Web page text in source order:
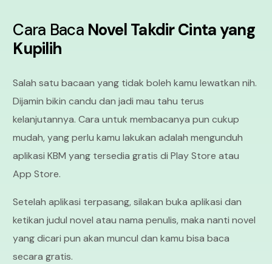
Cara Baca Novel Takdir Cinta yang
Kupilih
Salah satu bacaan yang tidak boleh kamu lewatkan nih.
Dijamin bikin candu dan jadi mau tahu terus
kelanjutannya. Cara untuk membacanya pun cukup
mudah, yang perlu kamu lakukan adalah mengunduh
aplikasi KBM yang tersedia gratis di Play Store atau
App Store.
Setelah aplikasi terpasang, silakan buka aplikasi dan
ketikan judul novel atau nama penulis, maka nanti novel
yang dicari pun akan muncul dan kamu bisa baca
secara gratis.